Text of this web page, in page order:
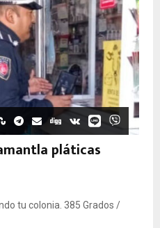
pláticas
tu colonia. 385 Grados /